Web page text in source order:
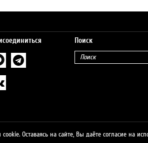
Поиск
Оставаясь на сайте, Вы даёте согласие на